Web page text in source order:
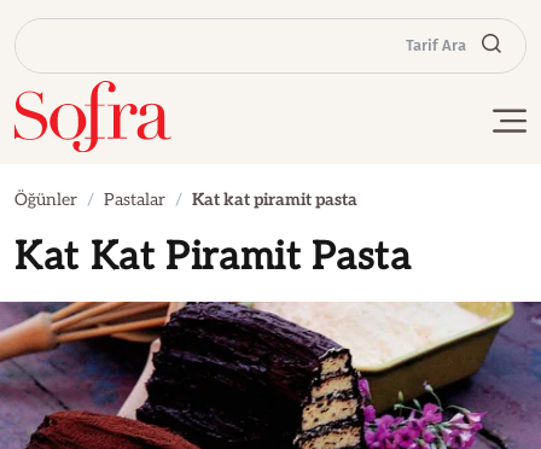
Tarif Ara
Öğünler Pastalar Kat kat piramit pasta
Kat Kat Piramit Pasta